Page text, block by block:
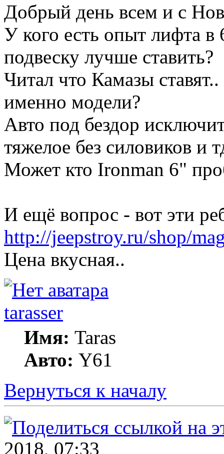
Добрый день всем и с
У кого есть опыт лифта
подвеску лучше ставить?
Читал что Камазы
именно модели?
Авто под бездор
тяжелое без силовиков и
Может кто Ironman 6"
И ещё вопрос - вот эти
http://jeepstroy.ru/shop/
Цена вкусная..
tarasser
Имя: Taras
Авто: Y61
Вернуться к началу
2018, 07:33